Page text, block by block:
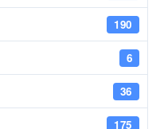
190
6
36
175